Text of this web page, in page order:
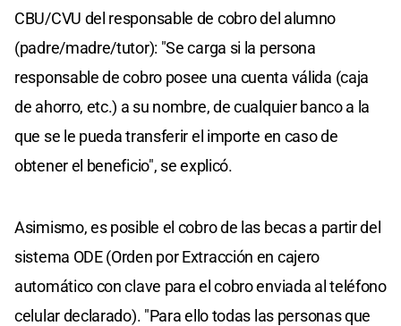
CBU/CVU del responsable de cobro del alumno
(padre/madre/tutor): "Se carga si la persona
responsable de cobro posee una cuenta válida (caja
de ahorro, etc.) a su nombre, de cualquier banco a la
que se le pueda transferir el importe en caso de
obtener el beneficio", se explicó.
Asimismo, es posible el cobro de las becas a partir del
sistema ODE (Orden por Extracción en cajero
automático con clave para el cobro enviada al teléfono
celular declarado). "Para ello todas las personas que